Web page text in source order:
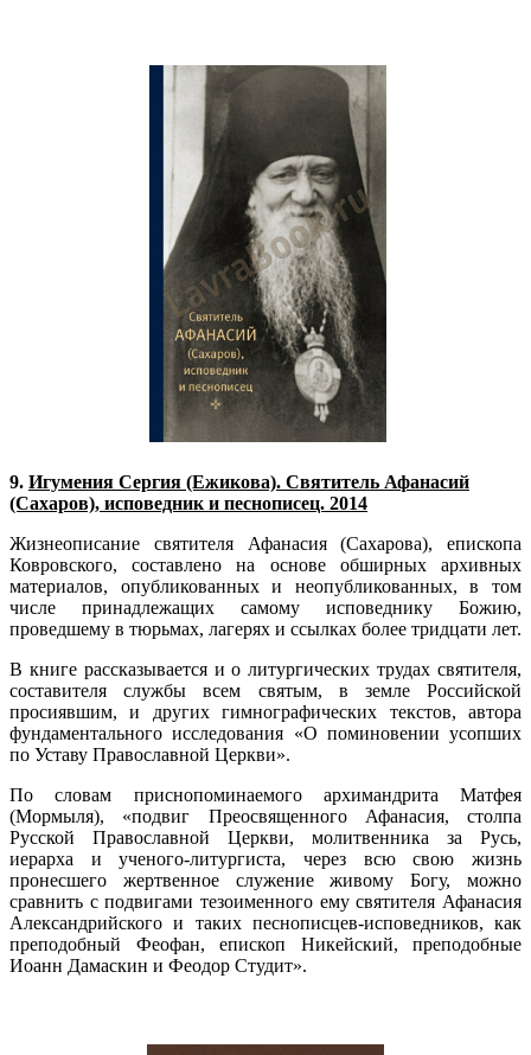
9. Игумения Сергия (Ежикова). Святитель Афанасий
(Сахаров), исповедник и песнописец. 2014
Жизнеописание святителя Афанасия (Сахарова), епис­копа
Ковровского, составлено на основе обширных архивных
материалов, опубликованных и неопубликованных, в том
числе принадлежащих самому исповеднику Божию,
проведшему в тюрьмах, лагерях и ссылках более тридцати лет.
В книге рассказывается и о литургических трудах святителя,
составителя службы всем святым, в земле Российской
просиявшим, и других гимнографических текстов, автора
фундаментального исследования «О поминовении усопших
по Уставу Православной Церкви».
По словам приснопоминаемого архимандрита Матфея
(Мормыля), «подвиг Преосвященного Афанасия, столпа
Русской Православной Церкви, молитвенника за Русь,
иерарха и ученого-литургиста, через всю свою жизнь
пронесшего жертвенное служение живому Богу, можно
сравнить с подвигами тезо­именного ему святителя Афанасия
Александрийского и таких песнописцев-исповедников, как
преподобный Феофан, епископ Никейский, преподобные
Иоанн Дамаскин и Феодор Студит».